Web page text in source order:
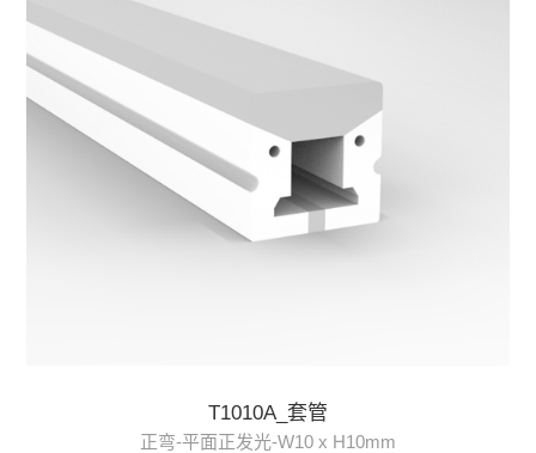
T1010A_套管
正弯-平面正发光-W10 x H10mm